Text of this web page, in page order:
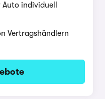
individuell
Vertragshändlern